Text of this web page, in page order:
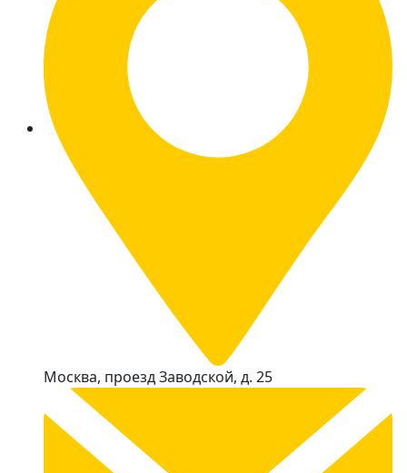
Москва, проезд Заводской, д. 25